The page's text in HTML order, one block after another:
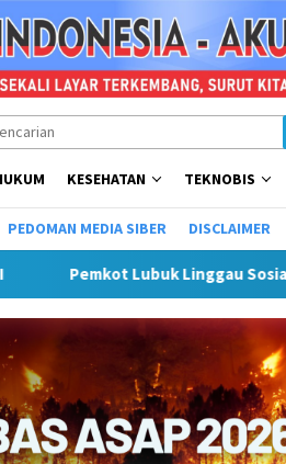
KESEHATAN TEKNOBIS
PEDOMAN MEDIA SIBER DISCLAIMER
Linggau Sosialisasikan Tanda